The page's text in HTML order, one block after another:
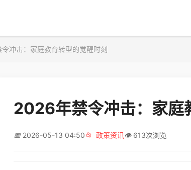
冲击：家庭教育转型的觉醒时刻
2026年禁令冲击：家庭
📅 2026-05-13 04:50📂 政策资讯👁️ 613次浏览